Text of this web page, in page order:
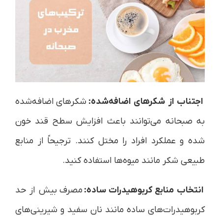
اجتناب از شکرهای اضافه‌شده: شکرهای اضافه‌شده
به صبحانه می‌توانند باعث افزایش سطح قند خون
شده و عملکرد افراد را مختل کنند. ترجیحاً از منابع
طبیعی شکر مانند میوه‌ها استفاده کنید.
انتخاب منابع کربوهیدرات ساده: مصرف بیش از حد
کربوهیدرات‌های ساده مانند نان سفید و شیرینی‌های